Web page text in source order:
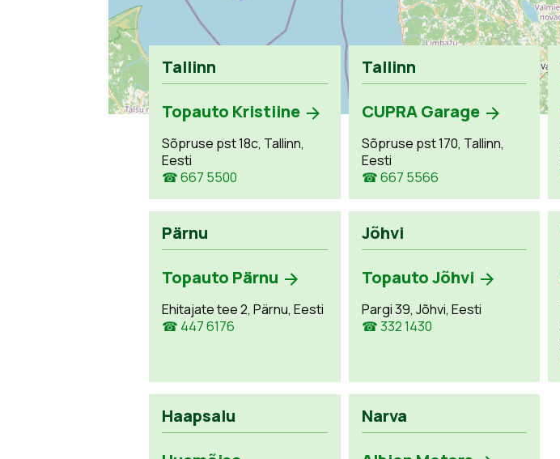
Tallinn
Topauto Kristiine
Sõpruse pst 18c, Tallinn,
Eesti
☎ 667 5500
Tallinn
CUPRA Garage
Sõpruse pst 170, Tallinn,
Eesti
☎ 667 5566
Pärnu
Topauto Pärnu
Ehitajate tee 2, Pärnu, Eesti
☎ 447 6176
Jõhvi
Topauto Jõhvi
Pargi 39, Jõhvi, Eesti
☎ 332 1430
Haapsalu Narva